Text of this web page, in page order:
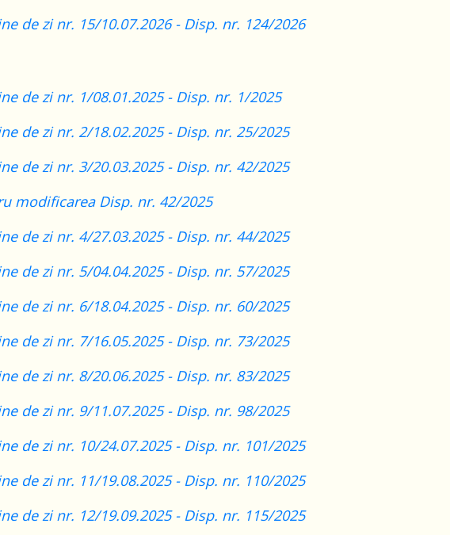
de zi nr. 15/10.07.2026 -Disp. nr. 124/2026
de zi nr. 1/08.01.2025 - Disp. nr. 1/2025
de zi nr. 2/18.02.2025 - Disp. nr. 25/2025
de zi nr. 3/20.03.2025 - Disp. nr. 42/2025
modificarea Disp. nr. 42/2025
de zi nr. 4/27.03.2025 - Disp. nr. 44/2025
de zi nr. 5/04.04.2025 - Disp. nr. 57/2025
de zi nr. 6/18.04.2025 - Disp. nr. 60/2025
de zi nr. 7/16.05.2025 - Disp. nr. 73/2025
de zi nr. 8/20.06.2025 - Disp. nr. 83/2025
de zi nr. 9/11.07.2025 - Disp. nr. 98/2025
de zi nr. 10/24.07.2025 - Disp. nr. 101/2025
de zi nr. 11/19.08.2025 - Disp. nr. 110/2025
de zi nr. 12/19.09.2025 - Disp. nr. 115/2025